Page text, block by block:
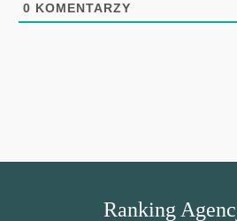
0 KOMENTARZY
Ranking